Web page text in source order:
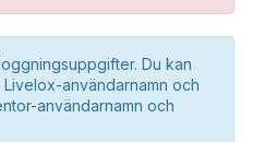
Du kan
användarnamn och
användarnamn och